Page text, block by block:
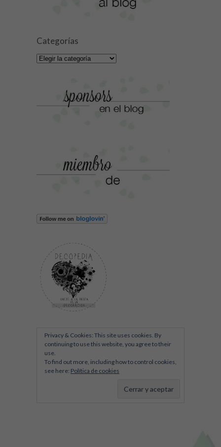
Categorías
Categorías
Privacy & Cookies: This site uses cookies. By
continuing to use this website, you agree to their
use.
To find out more, including how to control cookies,
see here: Política de cookies